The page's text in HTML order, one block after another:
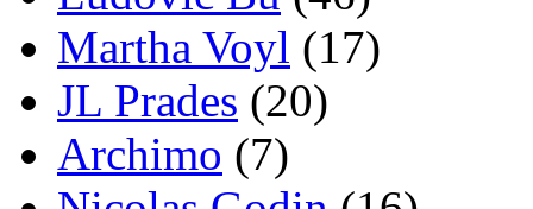
Martha Voyl (17)
JL Prades (20)
Archimo (7)